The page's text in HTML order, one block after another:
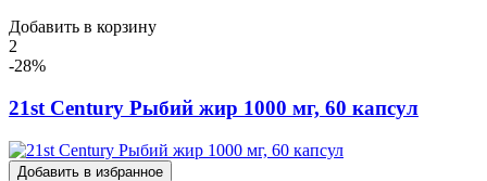
Добавить в корзину
2
-28%
21st Century Рыбий жир 1000 мг, 60 капсул
Добавить в избранное